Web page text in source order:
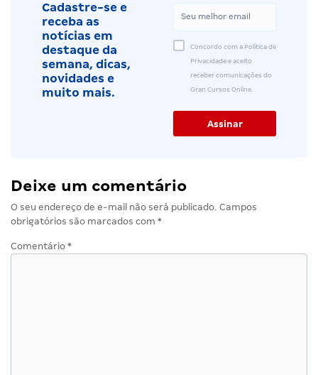
Cadastre-se e
receba as
notícias em
destaque da
semana, dicas,
novidades e
muito mais.
Concordo com a Política de
Privacidade e aceito
receber comunicações do
Gran Cursos Online.
Deixe um comentário
O seu endereço de e-mail não será publicado. Campos
obrigatórios são marcados com *
Comentário *